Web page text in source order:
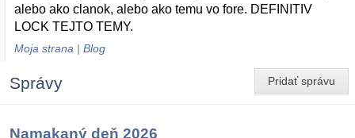
alebo ako clanok, alebo ako temu vo fore. DEFINITIV
LOCK TEJTO TEMY.
Moja strana |Blog
Pridať správu
Správy
Namakaný deň 2026